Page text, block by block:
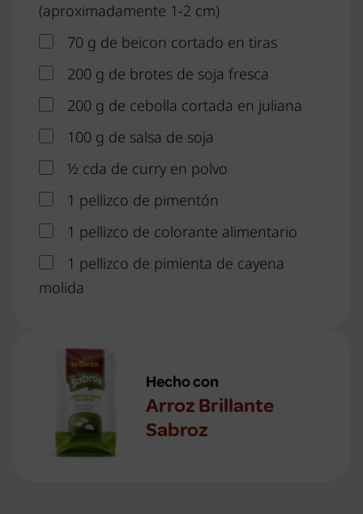
(aproximadamente 1-2 cm)
70 g de beicon cortado en tiras
200 g de brotes de soja fresca
200 g de cebolla cortada en juliana
100 g de salsa de soja
½ cda de curry en polvo
1 pellizco de pimentón
1 pellizco de colorante alimentario
1 pellizco de pimienta de cayena
molida
Hecho con
Arroz Brillante
Sabroz